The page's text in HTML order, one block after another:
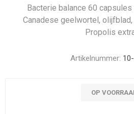
Bacterie balance 60 capsules
Canadese geelwortel,
Propolis
Artikelnummer:
OP